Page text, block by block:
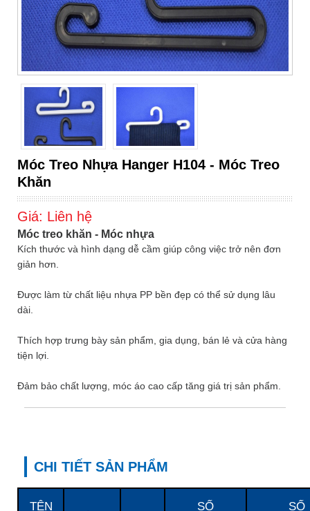
Móc Treo Nhựa Hanger H104 - Móc Treo
Khăn
Giá: Liên hệ
Móc treo khăn - Móc nhựa
Kích thước và hình dạng dễ cầm giúp công việc trở nên đơn
giản hơn.
Được làm từ chất liệu nhựa PP bền đẹp có thể sử dụng lâu
dài.
Thích hợp trưng bày sản phẩm, gia dụng, bán lẻ và cửa hàng
tiện lợi.
Đảm bảo chất lượng, móc áo cao cấp tăng giá trị sản phẩm.
CHI TIẾT SẢN PHẨM
TÊN
SỐ
SỐ